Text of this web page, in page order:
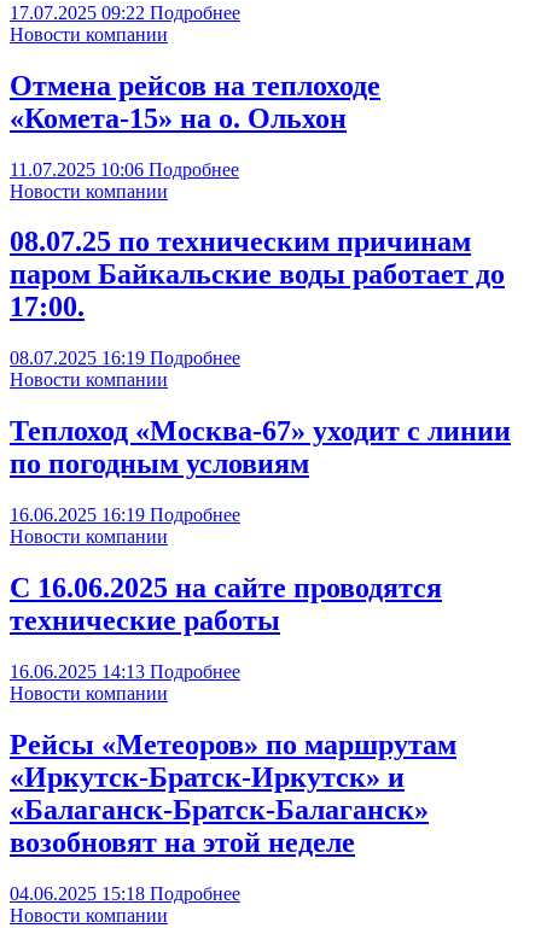
17.07.2025 09:22 Подробнее
Новости компании
Отмена рейсов на теплоходе
«Комета-15» на о. Ольхон
11.07.2025 10:06 Подробнее
Новости компании
08.07.25 по техническим причинам
паром Байкальские воды работает до
17:00.
08.07.2025 16:19 Подробнее
Новости компании
Теплоход «Москва-67» уходит с линии
по погодным условиям
16.06.2025 16:19 Подробнее
Новости компании
С 16.06.2025 на сайте проводятся
технические работы
16.06.2025 14:13 Подробнее
Новости компании
Рейсы «Метеоров» по маршрутам
«Иркутск-Братск-Иркутск» и
«Балаганск-Братск-Балаганск»
возобновят на этой неделе
04.06.2025 15:18 Подробнее
Новости компании